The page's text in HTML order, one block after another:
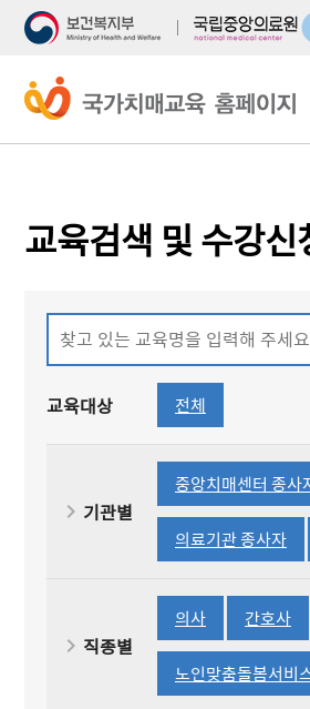
가
기
교육검색 및 수강신
교육대상 전체
기관별
중앙치매센터 종사
의료기관 종사자선
직종별
의사선택됨간호사선
노인맞춤돌봄서비